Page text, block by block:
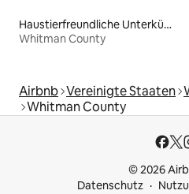
Haustierfreundliche Unterkünfte
Whitman County
Airbnb Vereinigte Staaten
Whitman County
© 2026
Datenschutz